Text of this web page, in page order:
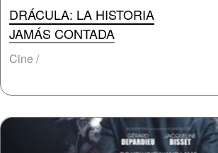
DRÁCULA: LA HISTORIA
JAMÁS CONTADA
Cine /